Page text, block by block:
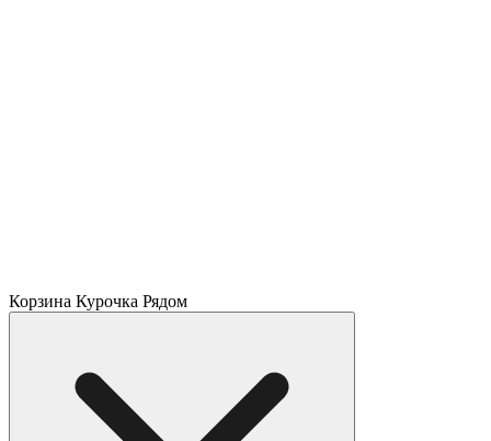
Корзина Курочка Рядом